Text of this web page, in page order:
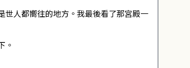
世人都嚮往的地方。我最後看了那宮殿一
。